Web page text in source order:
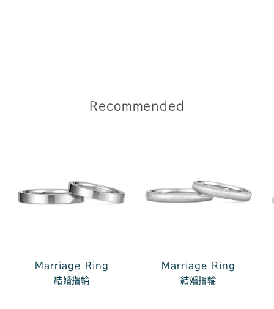
Recommended
Marriage Ring
結婚指輪
Marriage Ring
結婚指輪